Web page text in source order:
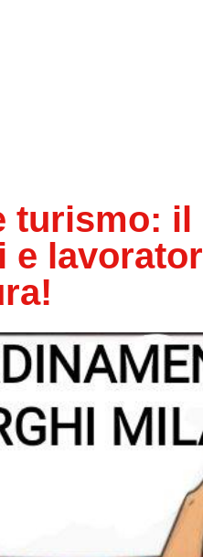
turismo: il